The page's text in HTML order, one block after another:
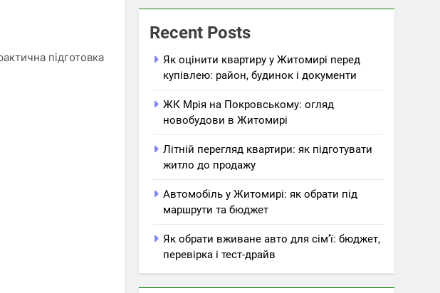
підготовка
Recent Posts
Як оцінити квартиру у Житомирі перед
купівлею: район, будинок і документи
ЖК Мрія на Покровському: огляд
новобудови в Житомирі
Літній перегляд квартири: як підготувати
житло до продажу
Автомобіль у Житомирі: як обрати під
маршрути та бюджет
Як обрати вживане авто для сім’ї: бюджет,
перевірка і тест-драйв